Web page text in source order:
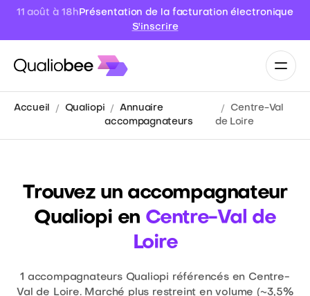
11 août à 18hPrésentation de la facturation électronique
S'inscrire
Accueil Qualiopi
Annuaire
accompagnateurs
Centre-Val
de Loire
Trouvez un accompagnateur
Qualiopi en Centre-Val de
Loire
1 accompagnateurs Qualiopi référencés en Centre-
Val de Loire. Marché plus restreint en volume (~3,5%